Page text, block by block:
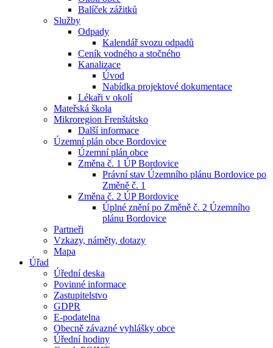
Balíček zážitků
Služby
Odpady
Kalendář svozu odpadů
Ceník vodného a stočného
Kanalizace
Úvod
Nabídka projektové dokumentace
Lékaři v okolí
Mateřská škola
Mikroregion Frenštátsko
Další informace
Územní plán obce Bordovice
Územní plán obce
Změna č. 1 ÚP Bordovice
Právní stav Územního plánu Bordovice po
Změně č. 1
Změna č. 2 ÚP Bordovice
Úplné znění po Změně č. 2 Územního
plánu Bordovice
Partneři
Vzkazy, náměty, dotazy
Mapa
Úřad
Úřední deska
Povinné informace
Zastupitelstvo
GDPR
E-podatelna
Obecně závazné vyhlášky obce
Úřední hodiny